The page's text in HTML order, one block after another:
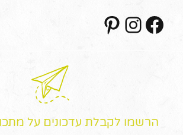
Facebook
Instagram
הרשמו לקבלת עדכונים על